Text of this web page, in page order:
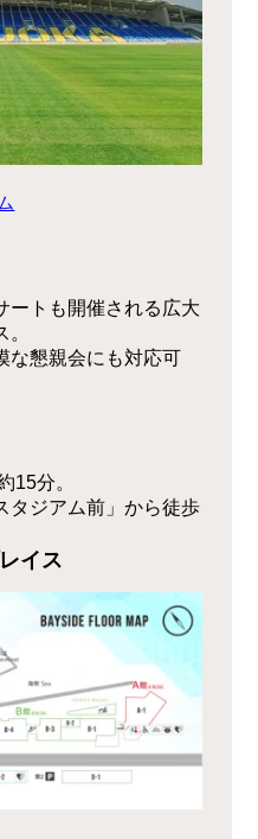
ートも開催される広大
な懇親会にも対応可
15分。
タジアム前」から徒歩
イス